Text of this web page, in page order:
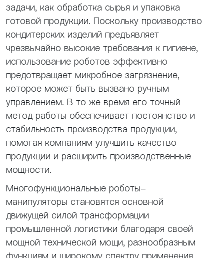
задачи, как обработка сырья и упаковка
готовой продукции. Поскольку производство
кондитерских изделий предъявляет
чрезвычайно высокие требования к гигиене,
использование роботов эффективно
предотвращает микробное загрязнение,
которое может быть вызвано ручным
управлением. В то же время его точный
метод работы обеспечивает постоянство и
стабильность производства продукции,
помогая компаниям улучшить качество
продукции и расширить производственные
мощности.
Многофункциональные роботы-
манипуляторы становятся основной
движущей силой трансформации
промышленной логистики благодаря своей
мощной технической мощи, разнообразным